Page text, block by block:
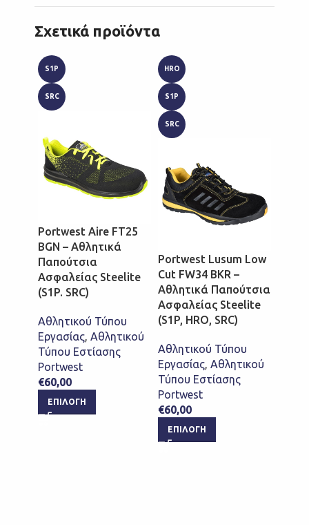
Σχετικά προϊόντα
S1P
SRC
Portwest Aire FT25
BGN – Αθλητικά
Παπούτσια
Ασφαλείας Steelite
(S1P. SRC)
Αθλητικού Τύπου
Εργασίας, Αθλητικού
Τύπου Εστίασης
Portwest
€60,00
ΕΠΙΛΟΓΉ
HRO
S1P
SRC
Portwest Lusum Low
Cut FW34 BKR –
Αθλητικά Παπούτσια
Ασφαλείας Steelite
(S1P, HRO, SRC)
Αθλητικού Τύπου
Εργασίας, Αθλητικού
Τύπου Εστίασης
Portwest
€60,00
ΕΠΙΛΟΓΉ